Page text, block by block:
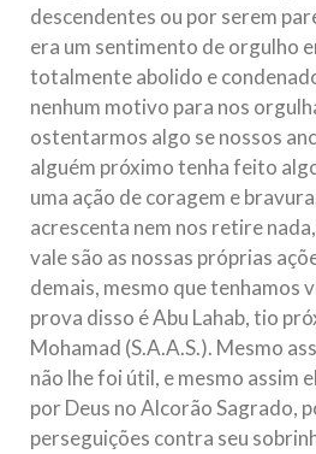
descendentes ou por serem
era um sentimento de orgulho
totalmente abolido e
nenhum motivo para nos
ostentarmos algo se nossos
alguém próximo tenha feito
uma ação de coragem e
acrescenta nem nos retire
vale são as nossas próprias
demais, mesmo que tenhamos
prova disso é Abu Lahab, tio
Mohamad (S.A.A.S.). Mesmo
não lhe foi útil, e mesmo assim
por Deus no Alcorão Sagrado,
perseguições contra seu